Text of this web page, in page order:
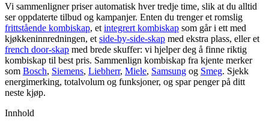
Vi sammenligner priser automatisk hver tredje time, slik at du alltid
ser oppdaterte tilbud og kampanjer. Enten du trenger et romslig
frittstående kombiskap, et integrert kombiskap som går i ett med
kjøkkeninnredningen, et side-by-side-skap med ekstra plass, eller et
french door-skap med brede skuffer: vi hjelper deg å finne riktig
kombiskap til best pris. Sammenlign kombiskap fra kjente merker
som Bosch, Siemens, Liebherr, Miele, Samsung og Smeg. Sjekk
energimerking, totalvolum og funksjoner, og spar penger på ditt
neste kjøp.
Innhold